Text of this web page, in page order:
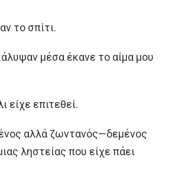
το σπίτι.
μέσα έκανε το αίμα μου
είχε επιτεθεί.
αλλά ζωντανός—δεμένος
ληστείας που είχε πάει